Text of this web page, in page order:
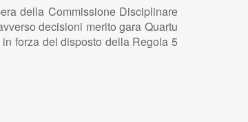
della Commissione Disciplinare
decisioni merito gara Quartu
forza del disposto della Regola 5